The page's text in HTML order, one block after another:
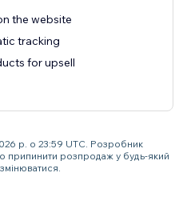
the website
tracking
for upsell
р. о 23:59 UTC. Розробник
припинити розпродаж у будь-який